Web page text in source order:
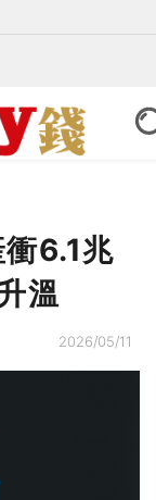
6.1兆
溫
2026/05/11